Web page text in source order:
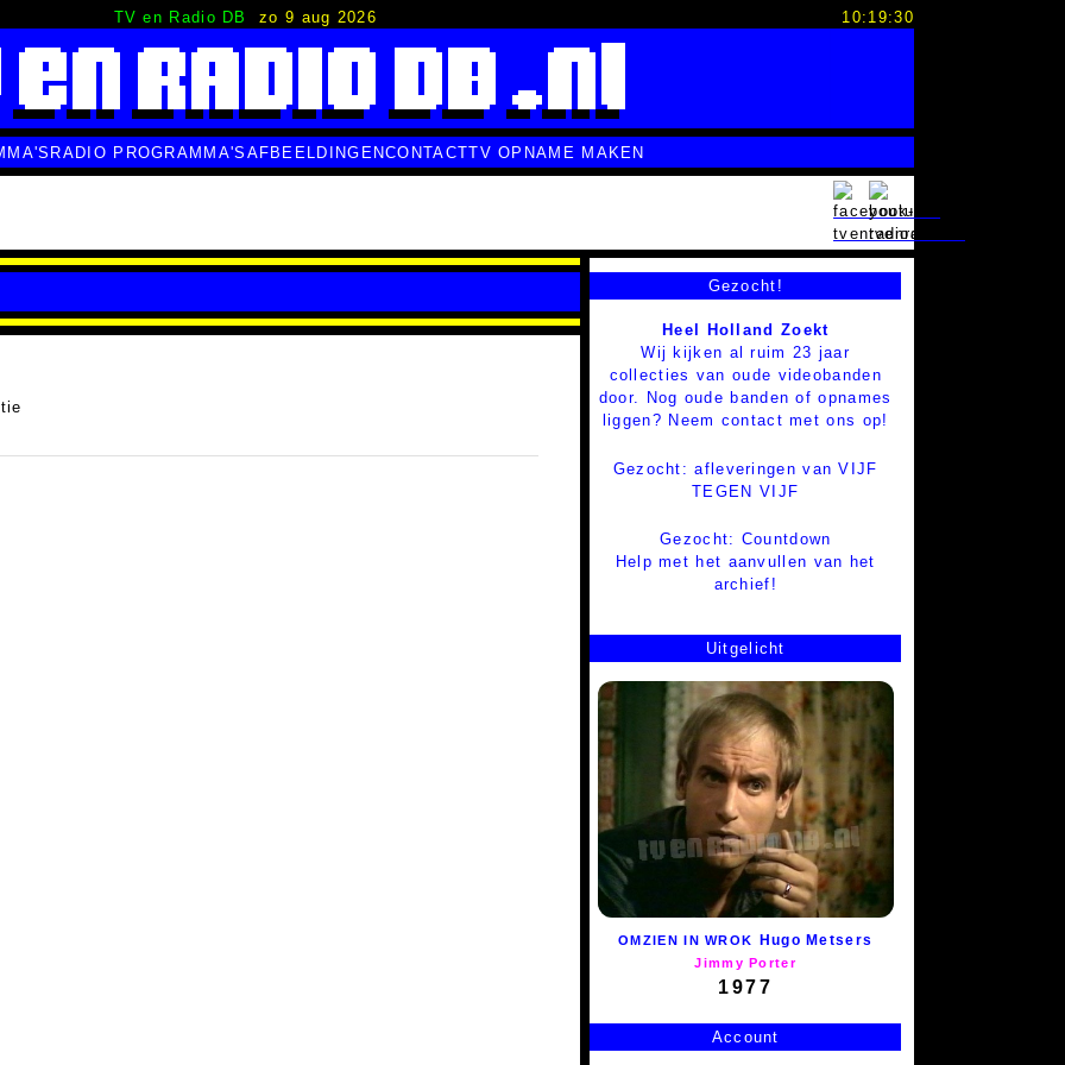
TV en Radio DB zo 9 aug 2026 10:19:31
RADIO PROGRAMMA'S AFBEELDINGENCONTACTTV OPNAME MAKEN
Gezocht!
Heel Holland Zoekt
Wij kijken al ruim 23 jaar
collecties van oude videobanden
door. Nog oude banden of opnames
liggen? Neem contact met ons op!
Gezocht: afleveringen van VIJF
TEGEN VIJF
Gezocht: Countdown
Help met het aanvullen van het
archief!
Uitgelicht
OMZIEN IN WROK Hugo Metsers
Jimmy Porter
1977
Account